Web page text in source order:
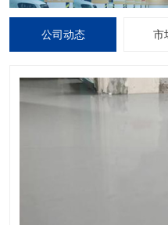
公司动态 市